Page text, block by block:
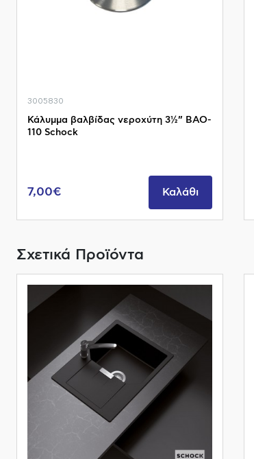
3005830
Κάλυμμα βαλβίδας νεροχύτη 3½” BAO-
110 Schock
7,00€ Καλάθι
Σχετικά Προϊόντα